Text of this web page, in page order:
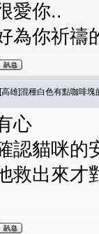
愛你..
為你祈禱
[高雄]混種白色有點咖啡
心
認貓咪的
救出來才